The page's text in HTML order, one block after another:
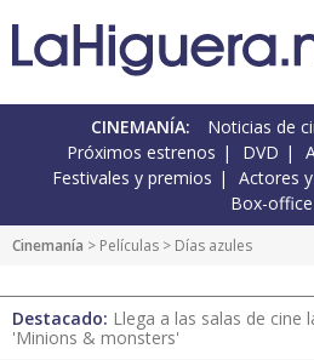
CINEMANÍA: Noticias de
Próximos estrenos
DVD
Festivales y premios
Actores
Box-office
Cinemanía > Películas > Días azules
Destacado: Llega a las salas de cine
'Minions & monsters'